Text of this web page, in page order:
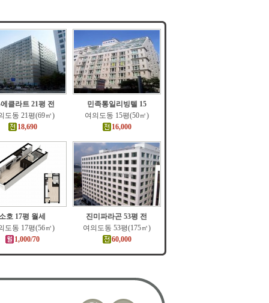
클라트 21평 전
도동 21평(69㎡)
18,690
민족통일리빙텔 15
여의도동 15평(50㎡)
16,000
호 17평 월세
도동 17평(56㎡)
1,000/70
진미파라곤 53평 전
여의도동 53평(175㎡)
60,000